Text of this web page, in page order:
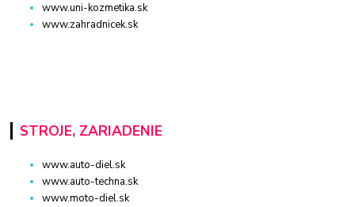
www.uni-kozmetika.sk
www.zahradnicek.sk
STROJE, ZARIADENIE
www.auto-diel.sk
www.auto-techna.sk
www.moto-diel.sk